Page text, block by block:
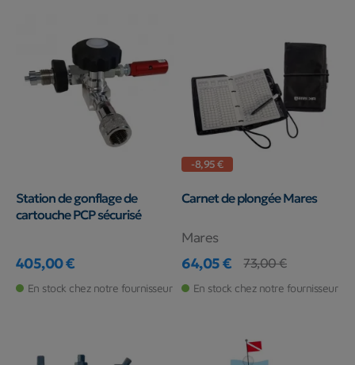
Station de gonflage de
cartouche PCP sécurisé
Prix
405,00 €
En stock chez notre fournisseur
-8,95 €
Carnet de plongée Mares
Mares
Prix
64,05 €
Prix de base
73,00 €
En stock chez notre fournisseur